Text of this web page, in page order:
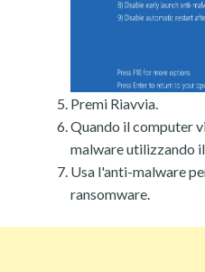
Premi Riavvia.
Quando il computer
malware utilizzando
Usa l'anti-malware
ransomware.